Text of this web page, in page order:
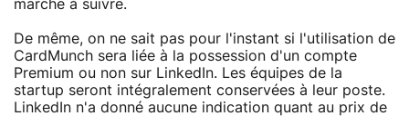
marche à suivre.
De même, on ne sait pas pour l'instant si l'utilisation de
CardMunch sera liée à la possession d'un compte
Premium ou non sur LinkedIn. Les équipes de la
startup seront intégralement conservées à leur poste.
LinkedIn n'a donné aucune indication quant au prix de